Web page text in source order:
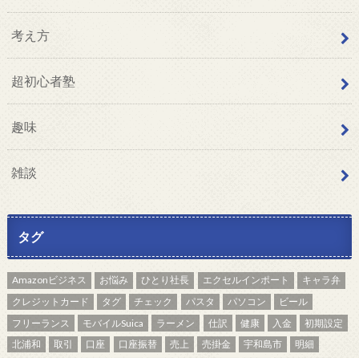
考え方
超初心者塾
趣味
雑談
タグ
Amazonビジネス お悩み ひとり社長 エクセルインポート
キャラ弁
クレジットカード
タグ チェック パスタ パソコン
ビール
フリーランス
モバイルSuica ラーメン 仕訳 健康 入金
初期設定
北浦和
取引 口座 口座振替 売上 売掛金 宇和島市
明細